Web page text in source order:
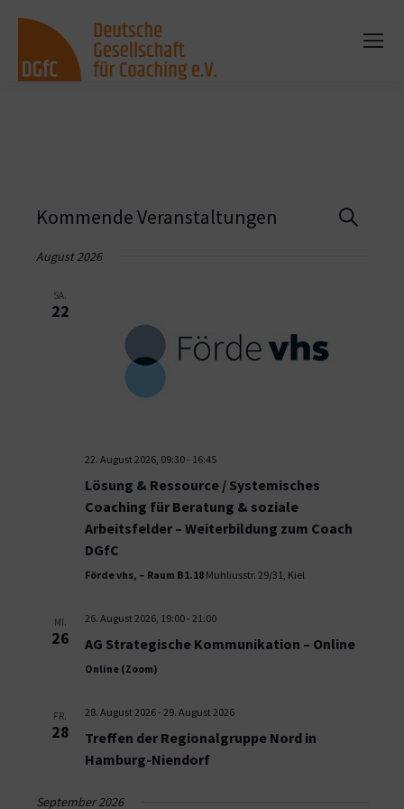
Suche
Kommende Veranstaltungen
August 2026
SA.
22
22. August 2026, 09:30- 16:45
Lösung & Ressource / Systemisches
Coaching für Beratung & soziale
Arbeitsfelder – Weiterbildung zum Coach
DGfC
Förde vhs, – Raum B1.18 Muhliusstr. 29/31, Kiel
MI.
26
26. August 2026, 19:00- 21:00
AG Strategische Kommunikation – Online
Online (Zoom)
FR.
28
28. August 2026- 29. August 2026
Treffen der Regionalgruppe Nord in
Hamburg-Niendorf
September 2026